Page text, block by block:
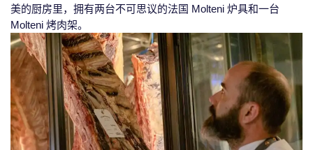
美的厨房里，拥有两台不可思议的法国 Molteni 炉具和一台
Molteni 烤肉架。